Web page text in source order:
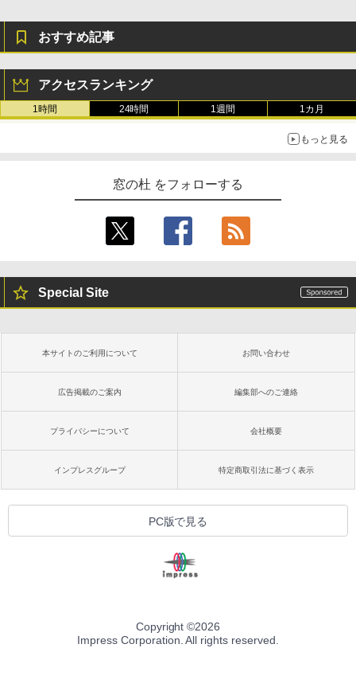
おすすめ記事
アクセスランキング
1時間 24時間 1週間 1カ月
もっと見る
窓の杜 をフォローする
Special Site
本サイトのご利用について お問い合わせ
広告掲載のご案内 編集部へのご連絡
プライバシーについて 会社概要
インプレスグループ 特定商取引法に基づく表示
PC版で見る
Copyright ©2026
Impress Corporation. All rights reserved.